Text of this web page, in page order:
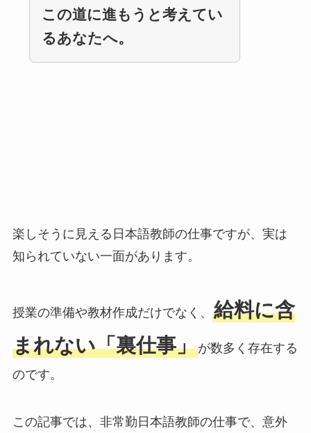
この道に進もうと考えてい
るあなたへ。
楽しそうに見える日本語教師の仕事ですが、実は
知られていない一面があります。
授業の準備や教材作成だけでなく、 給料に含
まれない「裏仕事」が数多く存在する
のです。
この記事では、非常勤日本語教師の仕事で、意外